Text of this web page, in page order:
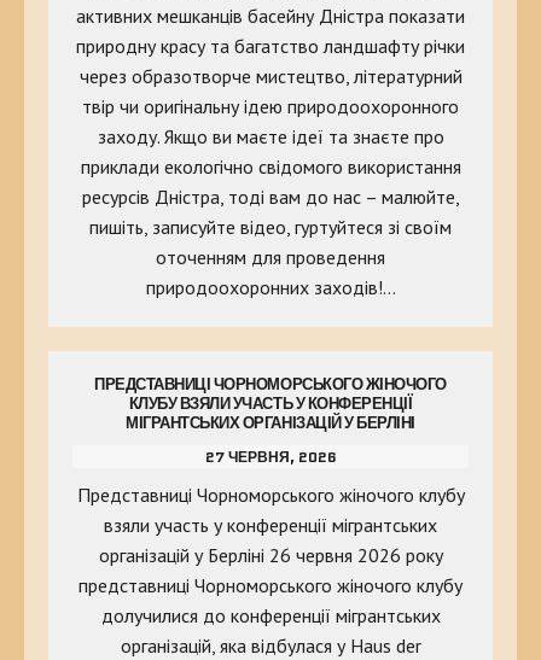
активних мешканців басейну Дністра показати
природну красу та багатство ландшафту річки
через образотворче мистецтво, літературний
твір чи оригінальну ідею природоохоронного
заходу. Якщо ви маєте ідеї та знаєте про
приклади екологічно свідомого використання
ресурсів Дністра, тоді вам до нас – малюйте,
пишіть, записуйте відео, гуртуйтеся зі своїм
оточенням для проведення
природоохоронних заходів!…
ПРЕДСТАВНИЦІ ЧОРНОМОРСЬКОГО ЖІНОЧОГО
КЛУБУ ВЗЯЛИ УЧАСТЬ У КОНФЕРЕНЦІЇ
МІГРАНТСЬКИХ ОРГАНІЗАЦІЙ У БЕРЛІНІ
27 ЧЕРВНЯ, 2026
Представниці Чорноморського жіночого клубу
взяли участь у конференції мігрантських
організацій у Берліні 26 червня 2026 року
представниці Чорноморського жіночого клубу
долучилися до конференції мігрантських
організацій, яка відбулася у Haus der